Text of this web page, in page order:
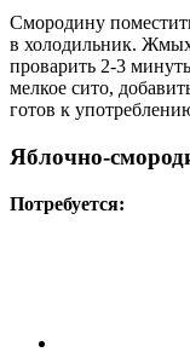
Смородину
в холодильник.
проварить 2-3
мелкое сито,
готов к
Яблочно-
Потребуется: